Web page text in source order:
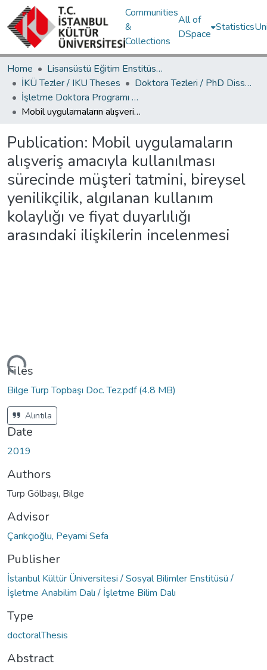
Communities
&
Collections
All of
DSpace
Statistics
Home
Lisansüstü Eğitim Enstitüsü / Postgraduate Education Institute
İKÜ Tezler / IKU Theses
Doktora Tezleri / PhD Dissertations
İşletme Doktora Programı / Business Administration PhD Program
Mobil uygulamaların alışveriş amacıyla kullanılması sürecinde müşteri tatmini, bireysel yenilikçilik, algılanan kullanım kolaylığı ve fiyat duyarlılığı arasındaki ilişkilerin incelenmesi
Publication: Mobil uygulamaların
alışveriş amacıyla kullanılması
sürecinde müşteri tatmini, bireysel
yenilikçilik, algılanan kullanım
kolaylığı ve fiyat duyarlılığı
arasındaki ilişkilerin incelenmesi
Files
Bilge Turp Topbaşı Doc. Tez.pdf(4.8 MB)
Alıntıla
Date
2019
Authors
Turp Gölbaşı, Bilge
Advisor
Çarıkçıoğlu, Peyami Sefa
Publisher
İstanbul Kültür Üniversitesi / Sosyal Bilimler Enstitüsü /
İşletme Anabilim Dalı / İşletme Bilim Dalı
Type
doctoralThesis
Abstract